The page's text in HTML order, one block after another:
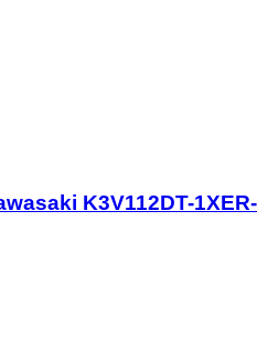
K3V112DT-1XER-